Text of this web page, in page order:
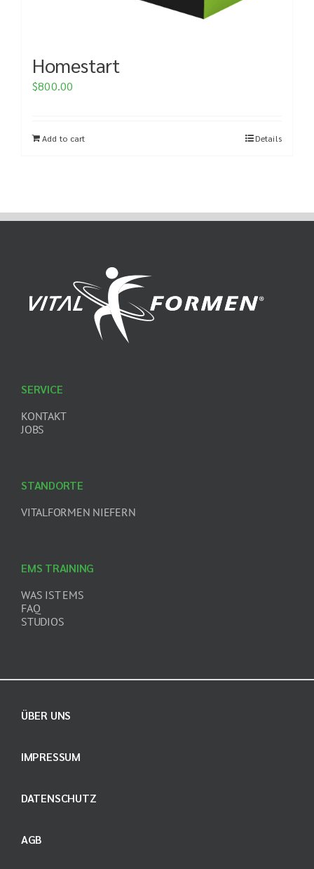
Homestart
$800.00
Add to cart Details
EMS TRAINING
WAS IST EMS
FAQ
STUDIOS
SERVICE
KONTAKT
JOBS
STANDORTE
VITALFORMEN NIEFERN
ÜBER UNS
IMPRESSUM
DATENSCHUTZ
AGB